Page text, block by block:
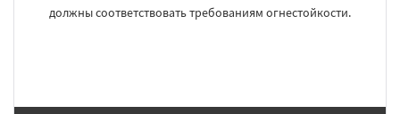
должны соответствовать требованиям огнестойкости.